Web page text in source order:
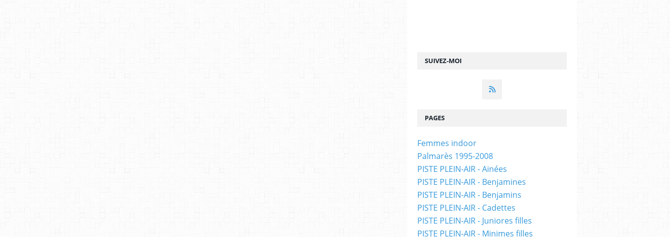
SUIVEZ-MOI
PAGES
Femmes indoor
Palmarès 1995-2008
PISTE PLEIN-AIR - Ainées
PISTE PLEIN-AIR - Benjamines
PISTE PLEIN-AIR - Benjamins
PISTE PLEIN-AIR - Cadettes
PISTE PLEIN-AIR - Juniores filles
PISTE PLEIN-AIR - Minimes filles